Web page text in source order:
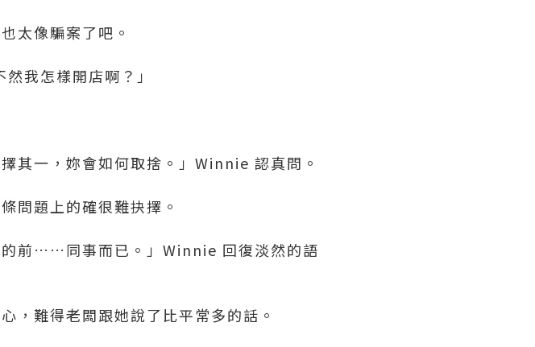
太像騙案了吧。
我怎樣開店啊？」
其一，妳會如何取捨。」Winnie 認真問。
問題上的確很難抉擇。
的前……同事而已。」Winnie 回復淡然的語
，難得老闆跟她說了比平常多的話。